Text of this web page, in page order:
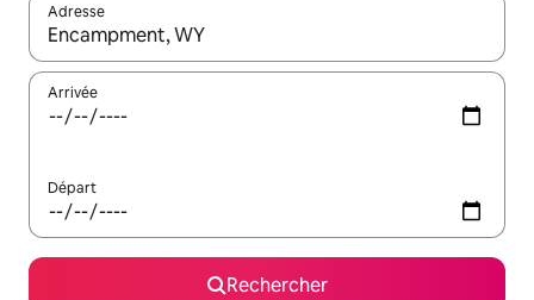
Adresse
Lorsque les résultats s'affichent, utilisez les flèches vers le
Arrivée
Départ
Rechercher